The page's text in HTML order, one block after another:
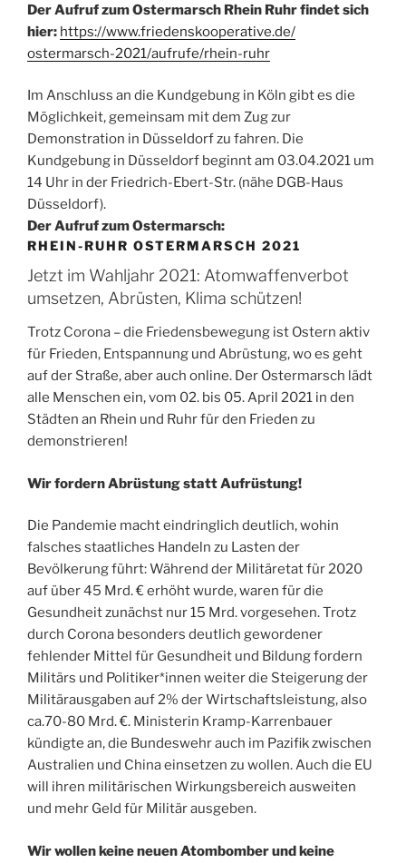
Der Aufruf zum Ostermarsch Rhein Ruhr findet sich
hier: https://www.friedenskooperative.de/
ostermarsch-2021/aufrufe/rhein-ruhr
Im Anschluss an die Kundgebung in Köln gibt es die
Möglichkeit, gemeinsam mit dem Zug zur
Demonstration in Düsseldorf zu fahren. Die
Kundgebung in Düsseldorf beginnt am 03.04.2021 um
14 Uhr in der Friedrich-Ebert-Str. (nähe DGB-Haus
Düsseldorf).
Der Aufruf zum Ostermarsch:
RHEIN-RUHR OSTERMARSCH 2021
Jetzt im Wahljahr 2021: Atomwaffenverbot
umsetzen, Abrüsten, Klima schützen!
Trotz Corona – die Friedensbewegung ist Ostern aktiv
für Frieden, Entspannung und Abrüstung, wo es geht
auf der Straße, aber auch online. Der Ostermarsch lädt
alle Menschen ein, vom 02. bis 05. April 2021 in den
Städten an Rhein und Ruhr für den Frieden zu
demonstrieren!
Wir fordern Abrüstung statt Aufrüstung!
Die Pandemie macht eindringlich deutlich, wohin
falsches staatliches Handeln zu Lasten der
Bevölkerung führt: Während der Militäretat für 2020
auf über 45 Mrd. € erhöht wurde, waren für die
Gesundheit zunächst nur 15 Mrd. vorgesehen. Trotz
durch Corona besonders deutlich gewordener
fehlender Mittel für Gesundheit und Bildung fordern
Militärs und Politiker*innen weiter die Steigerung der
Militärausgaben auf 2% der Wirtschaftsleistung, also
ca.70-80 Mrd. €. Ministerin Kramp-Karrenbauer
kündigte an, die Bundeswehr auch im Pazifik zwischen
Australien und China einsetzen zu wollen. Auch die EU
will ihren militärischen Wirkungsbereich ausweiten
und mehr Geld für Militär ausgeben.
Wir wollen keine neuen Atombomber und keine